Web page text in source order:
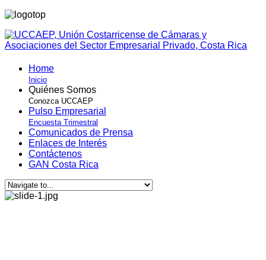
Home
Inicio
Quiénes Somos
Conozca UCCAEP
Pulso Empresarial
Encuesta Trimestral
Comunicados de Prensa
Enlaces de Interés
Contáctenos
GAN Costa Rica